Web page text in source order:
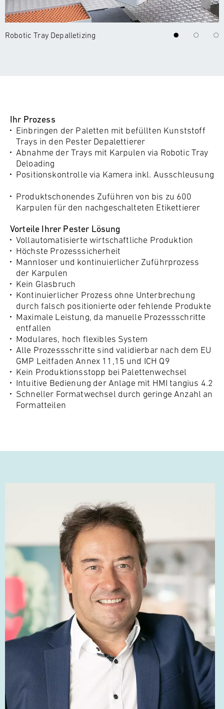
Robotic Tray Depalletizing
Ihr Prozess
Einbringen der Paletten mit befüllten Kunststoff
Trays in den Pester Depalettierer
Abnahme der Trays mit Karpulen via Robotic Tray
Deloading
Positionskontrolle via Kamera inkl. Ausschleusung
Produktschonendes Zuführen von bis zu 600
Karpulen für den nachgeschalteten Etikettierer
Vorteile Ihrer Pester Lösung
Vollautomatisierte wirtschaftliche Produktion
Höchste Prozesssicherheit
Mannloser und kontinuierlicher Zuführprozess
der Karpulen
Kein Glasbruch
Kontinuierlicher Prozess ohne Unterbrechung
durch falsch positionierte oder fehlende Produkte
Maximale Leistung, da manuelle Prozessschritte
entfallen
Modulares, hoch flexibles System
Alle Prozessschritte sind validierbar nach dem EU
GMP Leitfaden Annex 11,15 und ICH Q9
Kein Produktionsstopp bei Palettenwechsel
Intuitive Bedienung der Anlage mit HMI tangius 4.2
Schneller Formatwechsel durch geringe Anzahl an
Formatteilen